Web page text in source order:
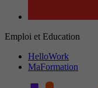
Emploi et Education
HelloWork
MaFormation